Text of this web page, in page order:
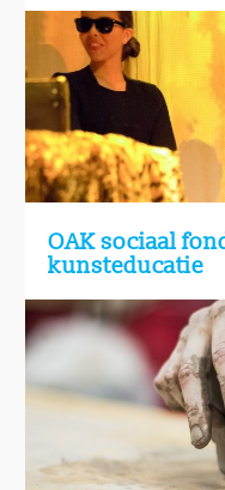
OAK sociaal
kunsteducatie